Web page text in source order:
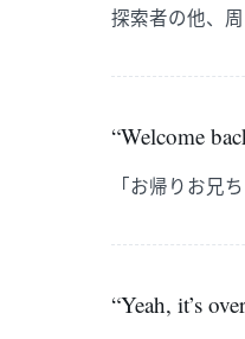
探索者の他、
“Welcome
「お帰りお兄
“Yeah, it’s